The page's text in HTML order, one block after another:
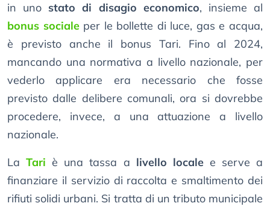
in uno stato di disagio economico, insieme al
bonus socialeper le bollette di luce, gas e acqua,
è previsto anche il bonus Tari. Fino al 2024,
mancando una normativa a livello nazionale, per
vederlo applicare era necessario che fosse
previsto dalle delibere comunali, ora si dovrebbe
procedere, invece, a una attuazione a livello
nazionale.
LaTari è una tassa a livello localee serve a
finanziare il servizio di raccolta e smaltimento dei
rifiuti solidi urbani. Si tratta di un tributo municipale